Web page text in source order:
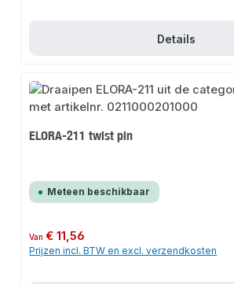
Details
ELORA-211 twist pin
Meteen beschikbaar
Normale prijs:
Van€ 11,56
Prijzen incl. BTW en excl. verzendkosten